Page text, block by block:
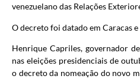
venezuelano das Relações
O decreto foi datado em Caracas
Henrique Capriles, governador
nas eleições presidenciais de
o decreto da nomeação do novo